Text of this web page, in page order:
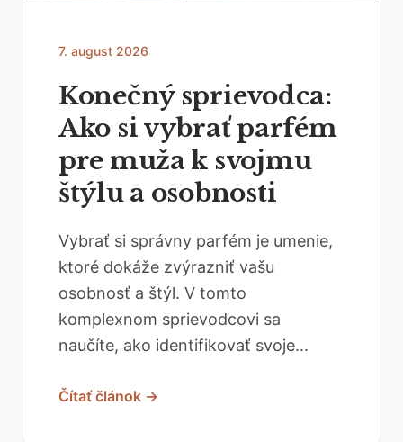
7. august 2026
Konečný sprievodca:
Ako si vybrať parfém
pre muža k svojmu
štýlu a osobnosti
Vybrať si správny parfém je umenie,
ktoré dokáže zvýrazniť vašu
osobnosť a štýl. V tomto
komplexnom sprievodcovi sa
naučíte, ako identifikovať svoje...
Čítať článok →